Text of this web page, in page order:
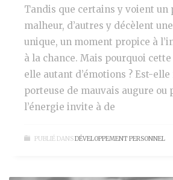
Tandis que certains y voient un
malheur, d’autres y décèlent
unique, un moment propice à
à la chance. Mais pourquoi
elle autant d’émotions ? Est-
porteuse de mauvais augure ou
l’énergie invite à de
PUBLIÉ DANSDÉVELOPPEMENT PERSONNEL